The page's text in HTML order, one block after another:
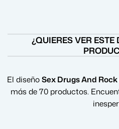
¿QUIERES VER
El diseñoSex Drugs And Rock
más de 70 productos.